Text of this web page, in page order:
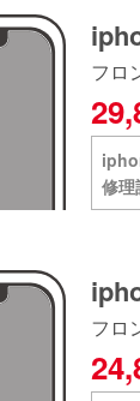
フロ
修理
フロ